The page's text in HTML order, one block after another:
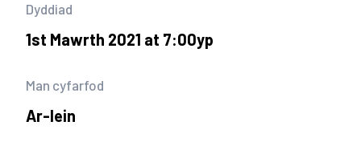
Dyddiad
1st Mawrth 2021 at 7:00yp
Man cyfarfod
Ar-lein